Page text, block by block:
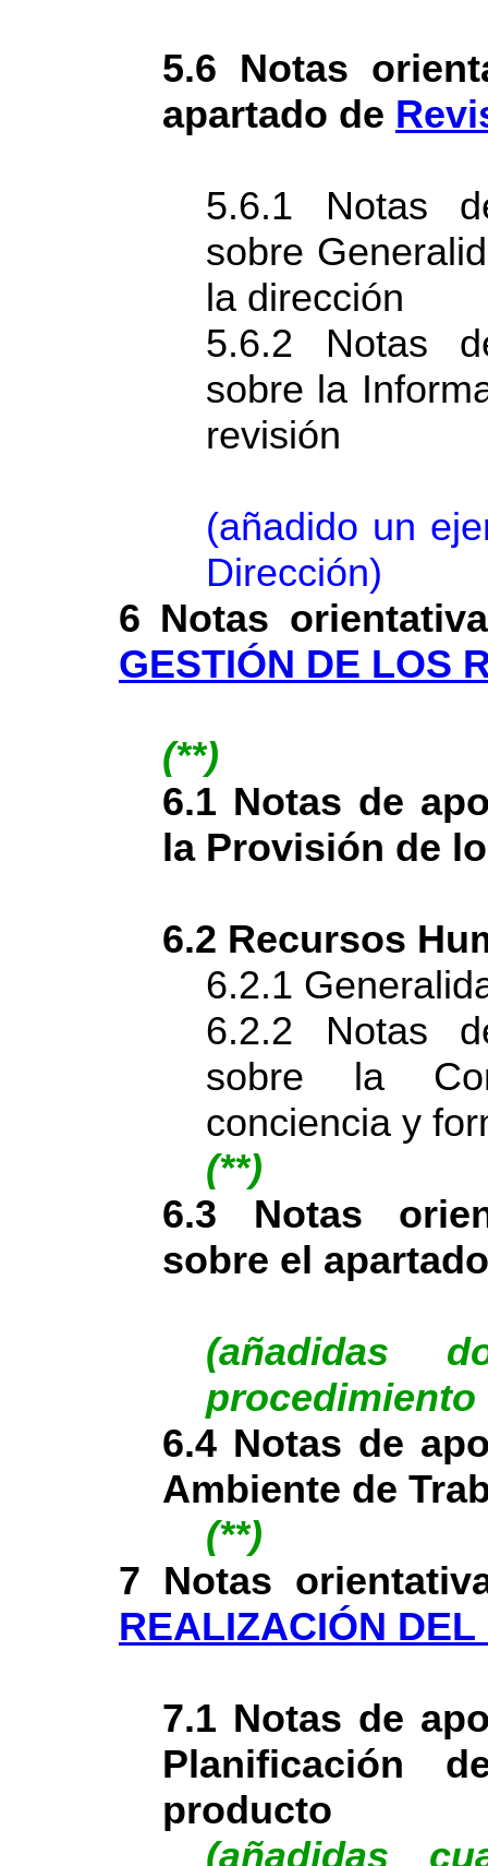
5.6 Notas
apartado de
5.6.1 Notas
sobre
la dirección
5.6.2 Notas
sobre la
revisión
(añadido un
Dirección)
6 Notas
GESTIÓN DE LOS
(**)
6.1 Notas de
la Provisión de
6.2 Recursos
6.2.1
6.2.2 Notas
sobre la
conciencia y
(**)
6.3 Notas
sobre el
(añadidas
procedimiento
6.4 Notas de
Ambiente de
(**)
7 Notas
REALIZACIÓN DEL
7.1 Notas de
Planificación
producto
(añadidas